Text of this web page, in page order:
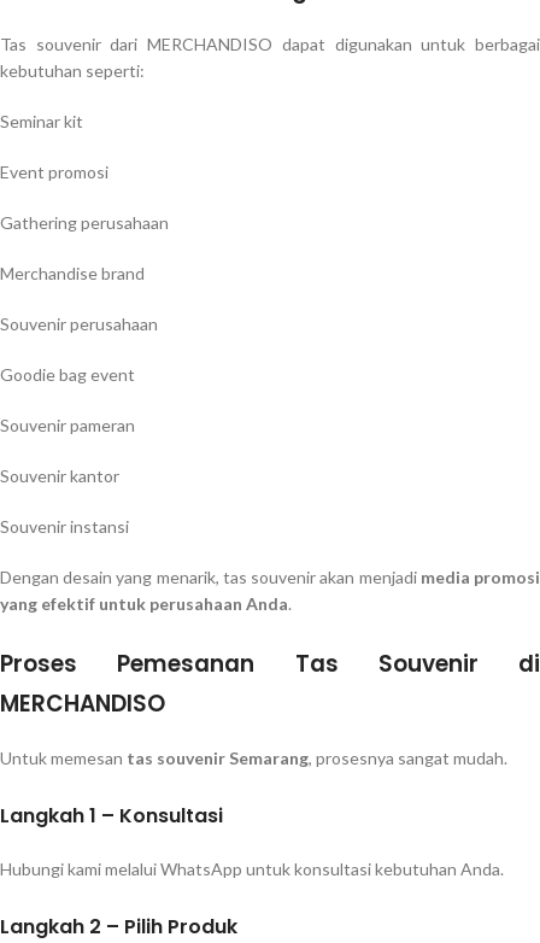
Tas souvenir dari MERCHANDISO dapat digunakan untuk berbagai
kebutuhan seperti:
Seminar kit
Event promosi
Gathering perusahaan
Merchandise brand
Souvenir perusahaan
Goodie bag event
Souvenir pameran
Souvenir kantor
Souvenir instansi
Dengan desain yang menarik, tas souvenir akan menjadi media promosi
yang efektif untuk perusahaan Anda.
Proses Pemesanan Tas Souvenir di
MERCHANDISO
Untuk memesan tas souvenir Semarang, prosesnya sangat mudah.
Langkah 1 – Konsultasi
Hubungi kami melalui WhatsApp untuk konsultasi kebutuhan Anda.
Langkah 2 – Pilih Produk